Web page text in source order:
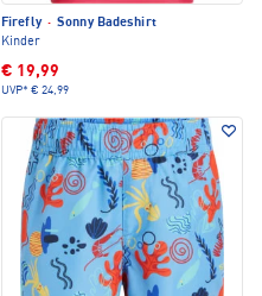
Firefly · Sonny Badeshirt
Kinder
€ 19,99
UVP* € 24,99